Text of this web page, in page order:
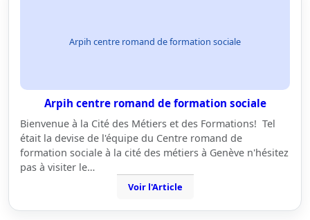
Arpih centre romand de formation sociale
Arpih centre romand de formation sociale
Bienvenue à la Cité des Métiers et des Formations! Tel
était la devise de l'équipe du Centre romand de
formation sociale à la cité des métiers à Genève n'hésitez
pas à visiter le…
Voir l'Article